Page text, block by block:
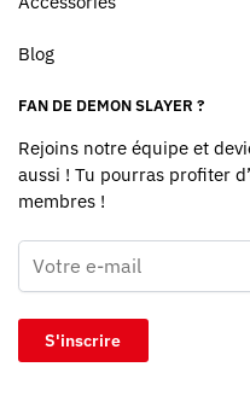
Blog
FAN DE DEMON SLAYER ?
Rejoins notre équipe et
aussi ! Tu pourras profiter
membres !